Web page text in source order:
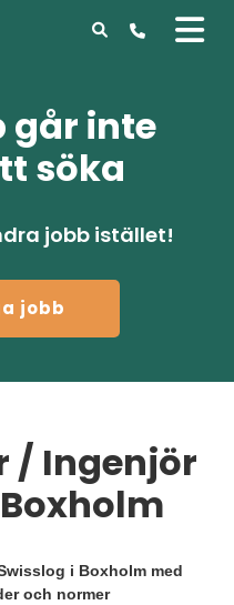
går inte
söka
jobb istället!
jobb
/ Ingenjör
i Boxholm med
och normer